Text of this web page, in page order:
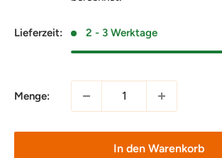
Lieferzeit: 2 - 3 Werktage
Menge:
In den Warenkorb